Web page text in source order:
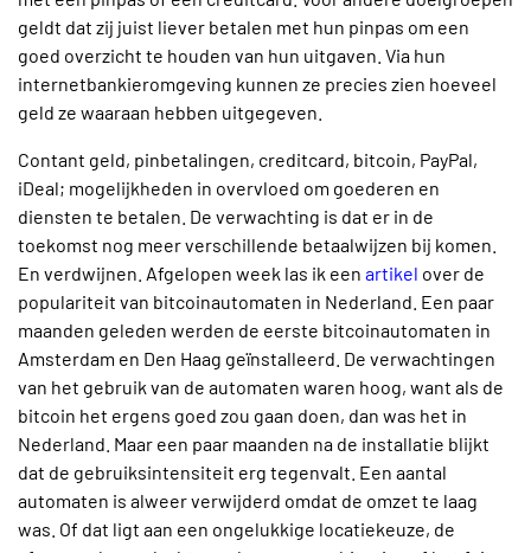
geldt dat zij juist liever betalen met hun pinpas om een
goed overzicht te houden van hun uitgaven. Via hun
internetbankieromgeving kunnen ze precies zien hoeveel
geld ze waaraan hebben uitgegeven.
Contant geld, pinbetalingen, creditcard, bitcoin, PayPal,
iDeal; mogelijkheden in overvloed om goederen en
diensten te betalen. De verwachting is dat er in de
toekomst nog meer verschillende betaalwijzen bij komen.
En verdwijnen. Afgelopen week las ik een artikel over de
populariteit van bitcoinautomaten in Nederland. Een paar
maanden geleden werden de eerste bitcoinautomaten in
Amsterdam en Den Haag geïnstalleerd. De verwachtingen
van het gebruik van de automaten waren hoog, want als de
bitcoin het ergens goed zou gaan doen, dan was het in
Nederland. Maar een paar maanden na de installatie blijkt
dat de gebruiksintensiteit erg tegenvalt. Een aantal
automaten is alweer verwijderd omdat de omzet te laag
was. Of dat ligt aan een ongelukkige locatiekeuze, de